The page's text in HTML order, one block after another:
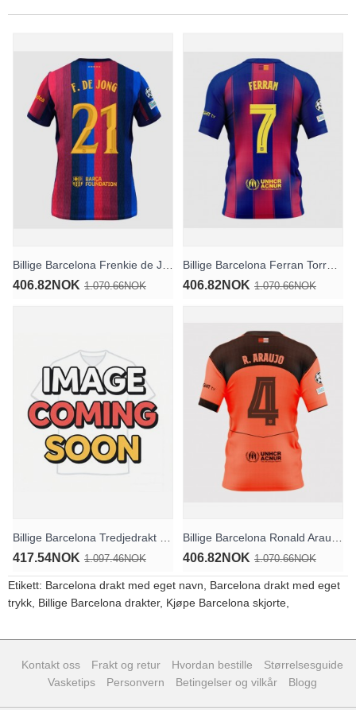
406.82NOK 1.070.66NOK 406.82NOK 1.070.66NOK
417.54NOK 1.097.46NOK 406.82NOK 1.070.66NOK
Etikett: Barcelona drakt med eget navn
Barcelona drakt med eget
trykk Billige Barcelona drakter, Kjøpe Barcelona skjorte
Kontakt oss Frakt og retur Hvordan bestille
Størrelsesguide
Vasketips
Personvern Betingelser og vilkår Blogg